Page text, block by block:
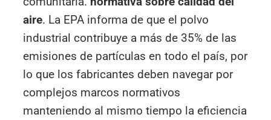
aire. La EPA informa de que el polvo
industrial contribuye a más de 35% de las
emisiones de partículas en todo el país, por
lo que los fabricantes deben navegar por
complejos marcos normativos
manteniendo al mismo tiempo la eficiencia